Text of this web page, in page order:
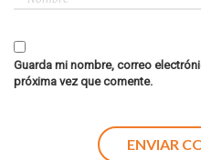
Guarda mi nombre, correo
próxima vez que comente.